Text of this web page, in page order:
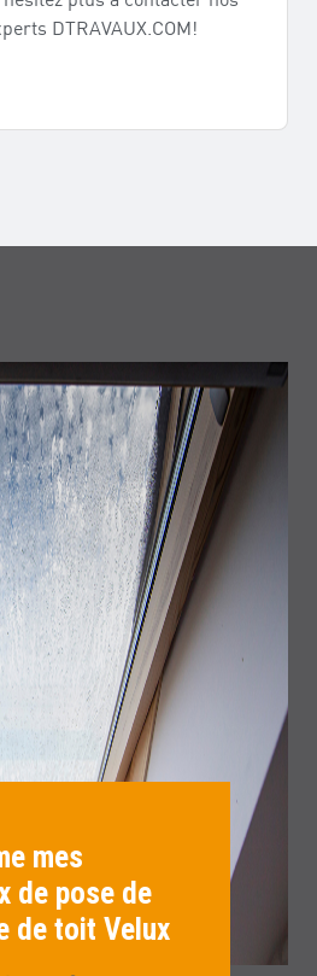
DTRAVAUX.COM!
mes
de pose de
de toit Velux